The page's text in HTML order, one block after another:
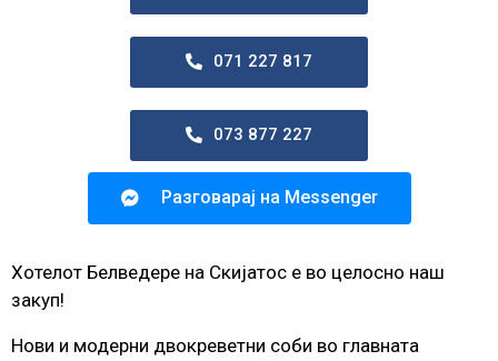
071 227 817
073 877 227
Разговарај на Messenger
Хотелот Белведере на Скијатос е во целосно наш
закуп!
Нови и модерни двокреветни соби во главната